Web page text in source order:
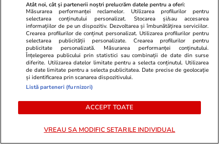
Wowbiz.ro
Detalii halucinante în cazul
bărbatului găsit îngropat într-o
curte din Botoșani! Marinel a fost
înjunghiat în inimă, iar concubina
Redactia.ro
August
Atât noi, cât și partenerii noștri prelucrăm datele pentru a oferi:
Măsurarea performanței reclamelor. Utilizarea profilurilor pentru
selectarea conținutului personalizat. Stocarea și/sau accesarea
informațiilor de pe un dispozitiv. Dezvoltarea și îmbunătățirea serviciilor.
Crearea profilurilor de conținut personalizat. Utilizarea profilurilor pentru
selectarea publicității personalizate. Crearea profilurilor pentru
publicitate personalizată. Măsurarea performanței conținutului.
Înțelegerea publicului prin statistici sau combinații de date din surse
diferite. Utilizarea datelor limitate pentru a selecta conținutul. Utilizarea
de date limitate pentru a selecta publicitatea. Date precise de geolocație
și identificarea prin scanarea dispozitivului.
Listă parteneri (furnizori)
ACCEPT TOATE
VREAU SA MODIFIC SETARILE INDIVIDUAL